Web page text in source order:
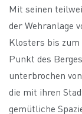
Mit seinen
der Wehranlage
Klosters bis
Punkt des
unterbrochen
die mit ihren
gemütliche